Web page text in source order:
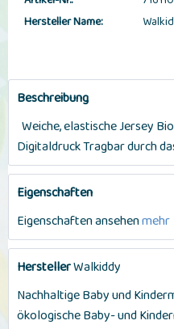
Hersteller Name:
Beschreibung
Weiche, elastische Jersey
Digitaldruck Tragbar durch
Eigenschaften
Eigenschaften ansehenmehr
HerstellerWalkiddy
Nachhaltige Baby und
ökologische Baby- und